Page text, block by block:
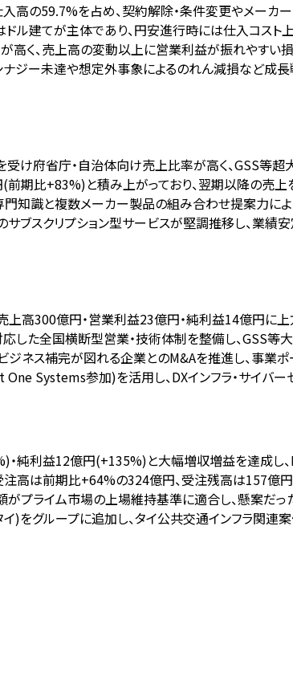
高の59.7%を占め、契約解除・条件変更やメー
ドル建てが主体であり、円安進行時には仕入コス
く、売上高の変動以上に営業利益が振れやすい
ジー未達や想定外事象によるのれん減損など成長
け府省庁・自治体向け売上比率が高く、GSS等
期比+83%)と積み上がっており、翌期以降の売上
知識と複数メーカー製品の組み合わせ提案力によ
ブスクリプション型サービスが堅調推移し、業績安
300億円・営業利益23億円・純利益14億円に上
した全国横断型営業・技術体制を整備し、GSS等
ネス補完が図れる企業とのM&Aを推進し、事業ポ
Systems参加)を活用し、DXインフラ・サイバー
純利益12億円(+135%)と大幅増収増益を達成し、
高は前期比+64%の324億円、受注残高は157億
ライム市場の上場維持基準に適合し、懸案だっ
グループに追加し、タイ公共交通インフラ関連